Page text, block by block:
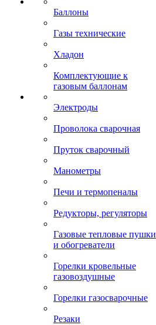
Баллоны
Газы технические
Хладон
Комплектующие к
газовым баллонам
Электроды
Проволока сварочная
Пруток сварочный
Манометры
Печи и термопеналы
Редукторы, регуляторы
Газовые тепловые пушки
и обогреватели
Горелки кровельные
газовоздушные
Горелки газосварочные
Резаки